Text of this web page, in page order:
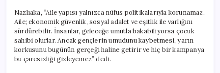
Nazlıaka, “Aile yapısı yalnızca nüfus politikalarıyla korunamaz.
Aile; ekonomik güvenlik, sosyal adalet ve eşitlik ile varlığını
sürdürebilir. İnsanlar, geleceğe umutla bakabiliyorsa çocuk
sahibi olurlar. Ancak gençlerin umudunu kaybetmesi, yarın
korkusunu bugünün gerçeği haline getirir ve hiç bir kampanya
bu çaresizliği gizleyemez” dedi.